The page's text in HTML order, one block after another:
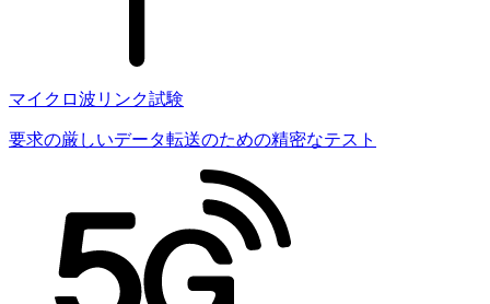
マイクロ波リンク試験
要求の厳しいデータ転送のための精密なテスト